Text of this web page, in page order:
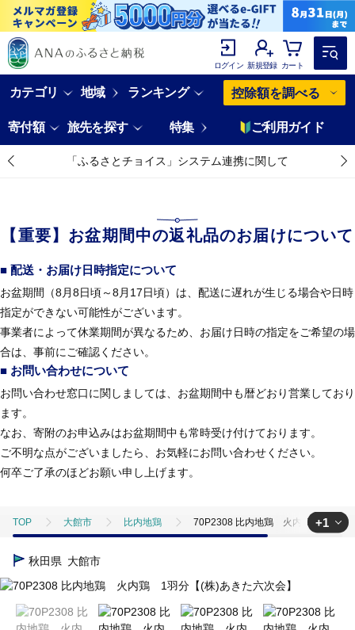
ログイン 新規登録 カート
カテゴリ 地域 ランキング 控除額を調べる
寄付額 旅先を探す 特集 ご利用ガイド
「ふるさとチョイス」システム連携に関して
【重要】お盆期間中の返礼品のお届けについて
■ 配送・お届け日時指定について
お盆期間（8月8日頃～8月17日頃）は、配送に遅れが生じる場合や日時
指定ができない可能性がございます。
事業者によって休業期間が異なるため、お届け日時の指定をご希望の場
合は、事前にご確認ください。
■ お問い合わせについて
お問い合わせ窓口に関しましては、お盆期間中も暦どおり営業しており
ます。
なお、寄附のお申込みはお盆期間中も常時受け付けております。
ご不明な点がございましたら、お気軽にお問い合わせください。
何卒ご了承のほどお願い申し上げます。
TOP 大館市 比内地鶏 70P2308 比内地鶏 火内鶏 1羽分【
TOP
+1
秋田県 大館市